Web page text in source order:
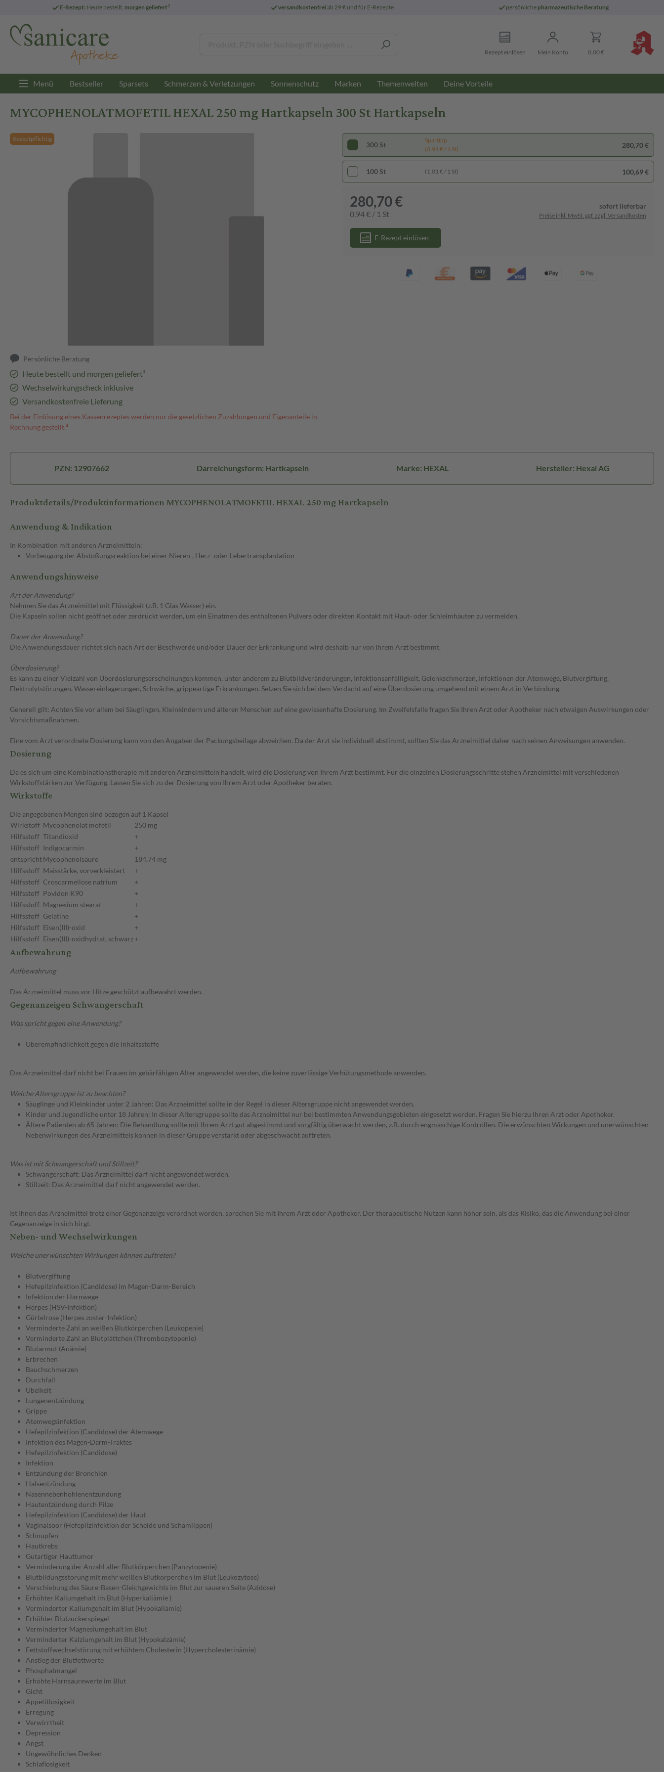
E-Rezept: Heute bestellt, morgen geliefert3 versandkostenfreiab 29 € und für E-Rezepte persönliche pharmazeutische Beratung
Rezept einlösen Mein Konto 0,00 €
Menü Bestseller Sparsets Schmerzen & Verletzungen Sonnenschutz Marken Themenwelten Deine Vorteile
MYCOPHENOLATMOFETIL HEXAL 250 mg Hartkapseln 300 St Hartkapseln
Rezeptpflichtig
Persönliche Beratung
Heute bestellt und morgen geliefert³
Wechselwirkungscheck inklusive
Versandkostenfreie Lieferung
Bei der Einlösung eines Kassenrezeptes werden nur die gesetzlichen Zuzahlungen und Eigenanteile in
Rechnung gestellt.⁴
300 St
Spartipp
(0,94 € / 1 St)
280,70 €
100 St (1,01 € / 1 St) 100,69 €
280,70 €
0,94 € / 1 St
sofort lieferbar
Preise inkl. MwSt. ggf. zzgl. Versandkosten
E-Rezept einlösen
PZN: 12907662 Darreichungsform: Hartkapseln Marke: HEXAL Hersteller: Hexal AG
Produktdetails/Produktinformationen MYCOPHENOLATMOFETIL HEXAL 250 mg Hartkapseln
Anwendung & Indikation
In Kombination mit anderen Arzneimitteln:
Vorbeugung der Abstoßungsreaktion bei einer Nieren-, Herz- oder Lebertransplantation
Anwendungshinweise
Art der Anwendung?
Nehmen Sie das Arzneimittel mit Flüssigkeit (z.B. 1 Glas Wasser) ein.
Die Kapseln sollen nicht geöffnet oder zerdrückt werden, um ein Einatmen des enthaltenen Pulvers oder direkten Kontakt mit Haut- oder Schleimhäuten zu vermeiden.
Dauer der Anwendung?
Die Anwendungsdauer richtet sich nach Art der Beschwerde und/oder Dauer der Erkrankung und wird deshalb nur von Ihrem Arzt bestimmt.
Überdosierung?
Es kann zu einer Vielzahl von Überdosierungserscheinungen kommen, unter anderem zu Blutbildveränderungen, Infektionsanfälligkeit, Gelenkschmerzen, Infektionen der Atemwege, Blutvergiftung,
Elektrolytstörungen, Wassereinlagerungen, Schwäche, grippeartige Erkrankungen. Setzen Sie sich bei dem Verdacht auf eine Überdosierung umgehend mit einem Arzt in Verbindung.
Generell gilt: Achten Sie vor allem bei Säuglingen, Kleinkindern und älteren Menschen auf eine gewissenhafte Dosierung. Im Zweifelsfalle fragen Sie Ihren Arzt oder Apotheker nach etwaigen Auswirkungen oder
Vorsichtsmaßnahmen.
Eine vom Arzt verordnete Dosierung kann von den Angaben der Packungsbeilage abweichen. Da der Arzt sie individuell abstimmt, sollten Sie das Arzneimittel daher nach seinen Anweisungen anwenden.
Dosierung
Da es sich um eine Kombinationstherapie mit anderen Arzneimitteln handelt, wird die Dosierung von Ihrem Arzt bestimmt. Für die einzelnen Dosierungsschritte stehen Arzneimittel mit verschiedenen
Wirkstoffstärken zur Verfügung. Lassen Sie sich zu der Dosierung von Ihrem Arzt oder Apotheker beraten.
Wirkstoffe
Die angegebenen Mengen sind bezogen auf 1 Kapsel
Wirkstoff Mycophenolat mofetil
250 mg
Hilfsstoff Titandioxid
+
Hilfsstoff Indigocarmin
+
entsprichtMycophenolsäure
184,74 mg
Hilfsstoff Maisstärke, vorverkleistert
+
Hilfsstoff Croscarmellose natrium
+
Hilfsstoff Povidon K90
+
Hilfsstoff Magnesium stearat
+
Hilfsstoff Gelatine
+
Hilfsstoff Eisen(III)-oxid
+
Hilfsstoff Eisen(III)-oxidhydrat, schwarz+
Aufbewahrung
Aufbewahrung
Das Arzneimittel muss vor Hitze geschützt aufbewahrt werden.
Gegenanzeigen Schwangerschaft
Was spricht gegen eine Anwendung?
Überempfindlichkeit gegen die Inhaltsstoffe
Das Arzneimittel darf nicht bei Frauen im gebärfähigen Alter angewendet werden, die keine zuverlässige Verhütungsmethode anwenden.
Welche Altersgruppe ist zu beachten?
Säuglinge und Kleinkinder unter 2 Jahren: Das Arzneimittel sollte in der Regel in dieser Altersgruppe nicht angewendet werden.
Kinder und Jugendliche unter 18 Jahren: In dieser Altersgruppe sollte das Arzneimittel nur bei bestimmten Anwendungsgebieten eingesetzt werden. Fragen Sie hierzu Ihren Arzt oder Apotheker.
Ältere Patienten ab 65 Jahren: Die Behandlung sollte mit Ihrem Arzt gut abgestimmt und sorgfältig überwacht werden, z.B. durch engmaschige Kontrollen. Die erwünschten Wirkungen und unerwünschten
Nebenwirkungen des Arzneimittels können in dieser Gruppe verstärkt oder abgeschwächt auftreten.
Was ist mit Schwangerschaft und Stillzeit?
Schwangerschaft: Das Arzneimittel darf nicht angewendet werden.
Stillzeit: Das Arzneimittel darf nicht angewendet werden.
Ist Ihnen das Arzneimittel trotz einer Gegenanzeige verordnet worden, sprechen Sie mit Ihrem Arzt oder Apotheker. Der therapeutische Nutzen kann höher sein, als das Risiko, das die Anwendung bei einer
Gegenanzeige in sich birgt.
Neben- und Wechselwirkungen
Welche unerwünschten Wirkungen können auftreten?
Blutvergiftung
Hefepilzinfektion (Candidose) im Magen-Darm-Bereich
Infektion der Harnwege
Herpes (HSV-Infektion)
Gürtelrose (Herpes zoster-Infektion)
Verminderte Zahl an weißen Blutkörperchen (Leukopenie)
Verminderte Zahl an Blutplättchen (Thrombozytopenie)
Blutarmut (Anämie)
Erbrechen
Bauchschmerzen
Durchfall
Übelkeit
Lungenentzündung
Grippe
Atemwegsinfektion
Hefepilzinfektion (Candidose) der Atemwege
Infektion des Magen-Darm-Traktes
Hefepilzinfektion (Candidose)
Infektion
Entzündung der Bronchien
Halsentzündung
Nasennebenhöhlenentzündung
Hautentzündung durch Pilze
Hefepilzinfektion (Candidose) der Haut
Vaginalsoor (Hefepilzinfektion der Scheide und Schamlippen)
Schnupfen
Hautkrebs
Gutartiger Hauttumor
Verminderung der Anzahl aller Blutkörperchen (Panzytopenie)
Blutbildungsstörung mit mehr weißen Blutkörperchen im Blut (Leukozytose)
Verschiebung des Säure-Basen-Gleichgewichts im Blut zur saueren Seite (Azidose)
Erhöhter Kaliumgehalt im Blut (Hyperkaliämie )
Verminderter Kaliumgehalt im Blut (Hypokaliämie)
Erhöhter Blutzuckerspiegel
Verminderter Magnesiumgehalt im Blut
Verminderter Kalziumgehalt im Blut (Hypokalzämie)
Fettstoffwechselstörung mit erhöhtem Cholesterin (Hypercholesterinämie)
Anstieg der Blutfettwerte
Phosphatmangel
Erhöhte Harnsäurewerte im Blut
Gicht
Appetitlosigkeit
Erregung
Verwirrtheit
Depression
Angst
Ungewöhnliches Denken
Schlaflosigkeit